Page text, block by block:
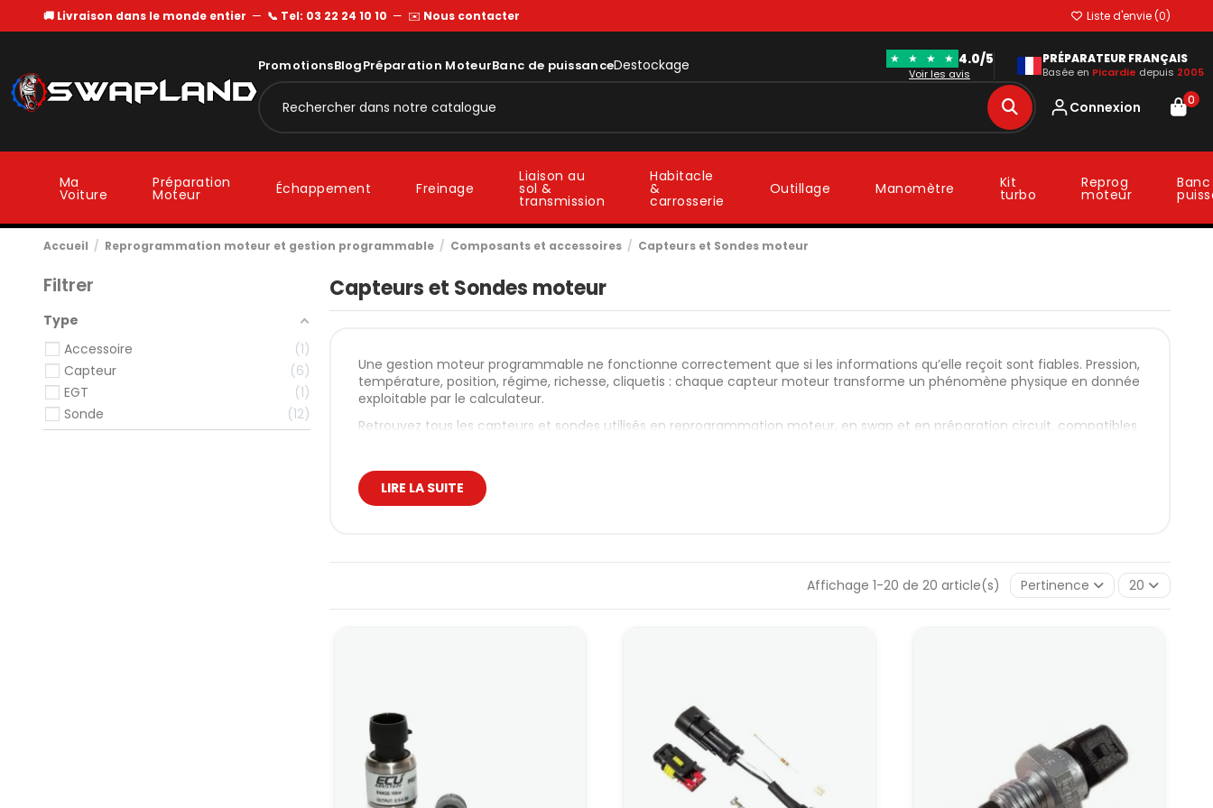
🚚 Livraison dans le monde entier — 📞 Tel: 03 22 24 10 10 — ✉️ Nous contacter Liste d'envie (0)
PromotionsBlogPréparation MoteurBanc de puissanceDestockage ★ ★ ★ ★ 4.0/5
Voir les avis
PRÉPARATEUR FRANÇAIS
Basée en Picardie depuis 2005
Connexion 0
Ma
Voiture
Préparation
Moteur Échappement Freinage
Liaison au
sol &
transmission
Habitacle
&
carrosserie
Outillage Manomètre Kit
turbo
Reprog
moteur
Accueil Reprogrammation moteur et gestion programmable Composants et accessoires Capteurs et Sondes moteur
Capteurs et Sondes moteur
Une gestion moteur programmable ne fonctionne correctement que si les informations qu’elle reçoit sont fiables. Pression,
température, position, régime, richesse, cliquetis : chaque capteur moteur transforme un phénomène physique en donnée
exploitable par le calculateur.
Retrouvez tous les capteurs et sondes utilisés en reprogrammation moteur, en swap et en préparation circuit, compatibles
Selon l’application, on parle de capteur moteur ou de sonde moteur, mais le rôle reste le même : fournir une information
fiable au calculateur.
la richesse, l’avance à l’allumage et les stratégies de protection.
Capteurs MAP : mesurer la charge moteur
Sondes de température eau et huile
Les sondes de température à filetage 1/8 NPT surveillent la température du liquide de refroidissement et de l’huile moteur.
Elles permettent au calculateur d’appliquer des corrections à froid, de déclencher les ventilateurs et de protéger le moteur
en cas de surchauffe.
LIRE LA SUITE
Affichage 1-20 de 20 article(s) Pertinence 20
Filtrer
Type
Accessoire
1
Capteur
6
EGT
1
Sonde
12